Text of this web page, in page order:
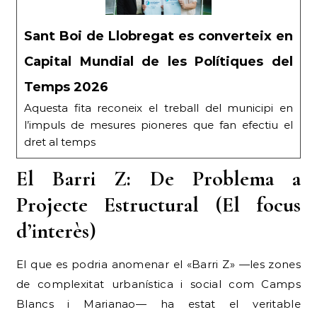
Sant Boi de Llobregat es converteix en
Capital Mundial de les Polítiques del
Temps 2026
Aquesta fita reconeix el treball del municipi en
l’impuls de mesures pioneres que fan efectiu el
dret al temps
El Barri Z: De Problema a
Projecte Estructural (El focus
d’interès)
El que es podria anomenar el «Barri Z» —les zones
de complexitat urbanística i social com Camps
Blancs i Marianao— ha estat el veritable